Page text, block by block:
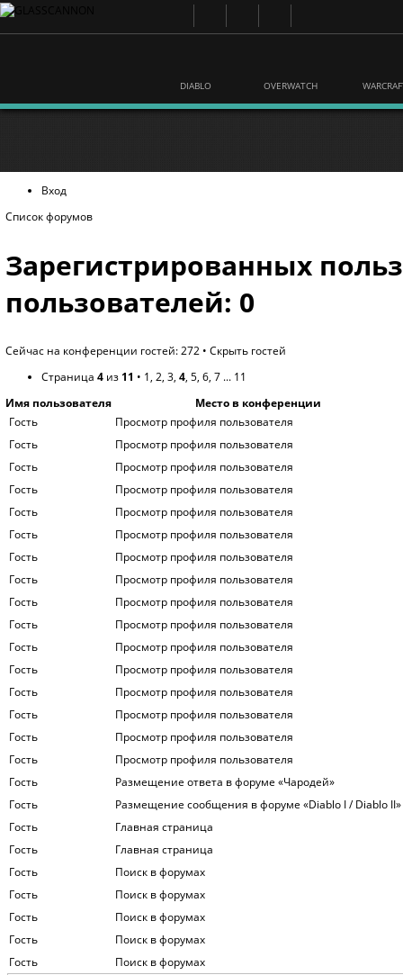
DIABLO OVERWATCH
Вход
Список форумов
Зарегистрированных
пользователей: 0
Сейчас на конференции гостей: 272 • Скрыть гостей
Страница 4 из 11 • 1, 2, 3, 4, 5, 6, 7 ... 11
Имя пользователя
Место в конференции
Гость
Просмотр профиля пользователя
Гость
Просмотр профиля пользователя
Гость
Просмотр профиля пользователя
Гость
Просмотр профиля пользователя
Гость
Просмотр профиля пользователя
Гость
Просмотр профиля пользователя
Гость
Просмотр профиля пользователя
Гость
Просмотр профиля пользователя
Гость
Просмотр профиля пользователя
Гость
Просмотр профиля пользователя
Гость
Просмотр профиля пользователя
Гость
Просмотр профиля пользователя
Гость
Просмотр профиля пользователя
Гость
Просмотр профиля пользователя
Гость
Просмотр профиля пользователя
Гость
Просмотр профиля пользователя
Гость
Размещение ответа в форуме «Чародей»
Гость
Размещение сообщения в форуме «Diablo I / Diablo II»
Гость
Главная страница
Гость
Главная страница
Гость
Поиск в форумах
Гость
Поиск в форумах
Гость
Поиск в форумах
Гость
Поиск в форумах
Гость
Поиск в форумах